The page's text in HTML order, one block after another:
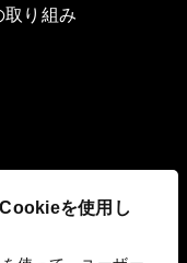
を使用し
り組み